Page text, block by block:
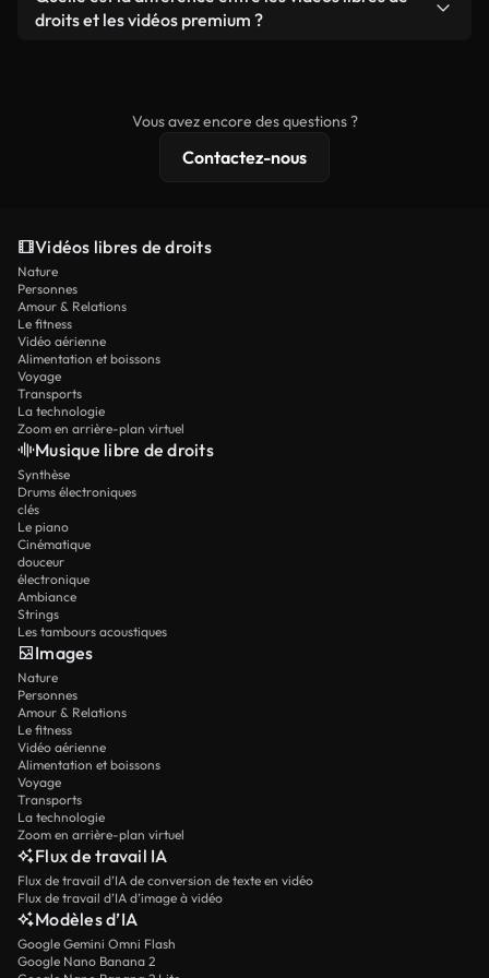
prêtes à l'emploi.
remixer nos vidéos. Assurez-vous simplement que
droits et les vidéos premium ?
résolution 4K et des protections de licence
Vous avez encore des questions ?
Contactez-nous
Vidéos libres de droits
Nature
Personnes
Amour & Relations
Le fitness
Vidéo aérienne
Alimentation et boissons
Voyage
Transports
La technologie
Zoom en arrière-plan virtuel
Musique libre de droits
Synthèse
Drums électroniques
clés
Le piano
Cinématique
douceur
électronique
Ambiance
Strings
Les tambours acoustiques
Images
Nature
Personnes
Amour & Relations
Le fitness
Vidéo aérienne
Alimentation et boissons
Voyage
Transports
La technologie
Zoom en arrière-plan virtuel
Flux de travail IA
Flux de travail d’IA de conversion de texte en vidéo
Flux de travail d’IA d’image à vidéo
Modèles d’IA
Google Gemini Omni Flash
Google Nano Banana 2